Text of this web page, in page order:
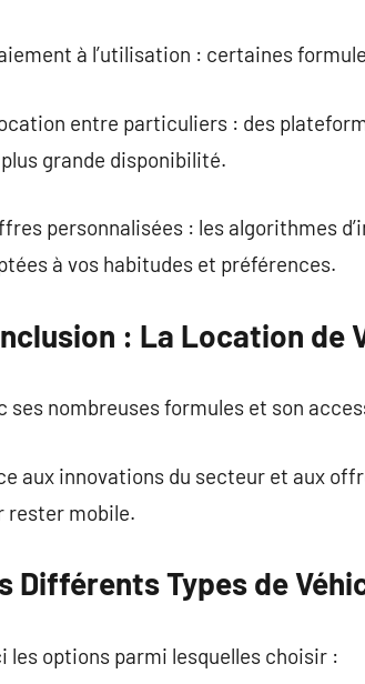
à l’utilisation : certaines
entre particuliers : des
grande disponibilité.
personnalisées : les algorithmes
à vos habitudes et préférences.
: La Location de
ses nombreuses formules et son
aux innovations du secteur et aux
rester mobile.
Différents Types de
les options parmi lesquelles choisir :